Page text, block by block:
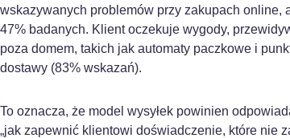
wskazywanych problemów przy zakupach online,
47% badanych. Klient oczekuje wygody,
poza domem, takich jak automaty paczkowe i
dostawy (83% wskazań).
To oznacza, że model wysyłek powinien
„jak zapewnić klientowi doświadczenie, które nie